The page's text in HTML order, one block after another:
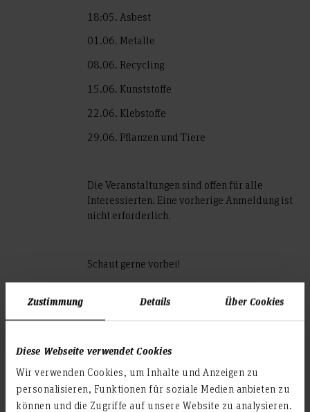
Zustimmung Details Über Cookies
Diese Webseite verwendet Cookies
Wir verwenden Cookies, um Inhalte und Anzeigen zu
personalisieren, Funktionen für soziale Medien anbieten zu
können und die Zugriffe auf unsere Website zu analysieren.
18:05. Asbest
01.06. Metalle
08.06. Recycling
15.06. Kunststoffe
22.06. Klebstoffe
29.06. Pflanzen und Tiere
Die Veranstaltungen sind offen für alle
Interessierten. Eine vorherige Anmeldung ist
nicht erforderlich.
Schaut gerne vorbei!
Veranstal­tungs­ort
Materialwerkstatt